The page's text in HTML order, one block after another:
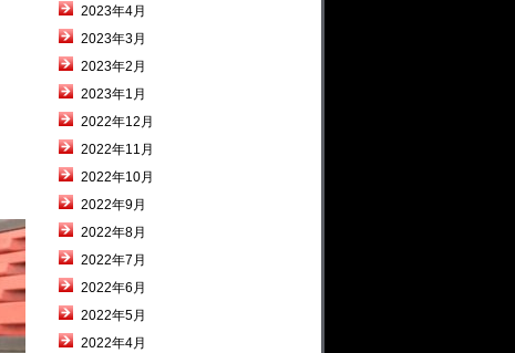
2023年4月
2023年3月
2023年2月
2023年1月
2022年12月
2022年11月
2022年10月
2022年9月
2022年8月
2022年7月
2022年6月
2022年5月
2022年4月